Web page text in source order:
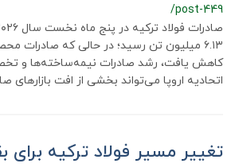
/post-449
۶.۱۳ میلیون تن رسید؛ در حالی که صادرات
کاهش یافت، رشد صادرات نیمه‌ساخته‌ها و
اتحادیه اروپا می‌تواند بخشی از افت بازارهای
تغییر مسیر فولاد ترکیه برای